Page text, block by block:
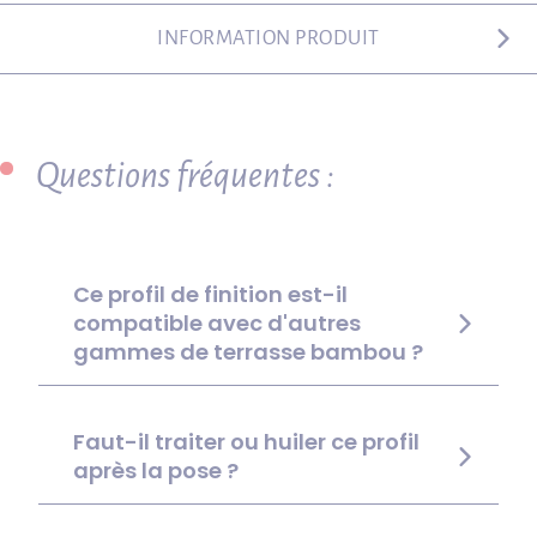
INFORMATION PRODUIT
Questions fréquentes :
Ce profil de finition est-il
compatible avec d'autres
gammes de terrasse bambou ?
Faut-il traiter ou huiler ce profil
après la pose ?